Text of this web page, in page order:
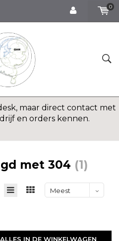
0
maar direct contact met
en orders kennen.
met 304 (1)
Meest
ALLES IN DE WINKELWAGEN